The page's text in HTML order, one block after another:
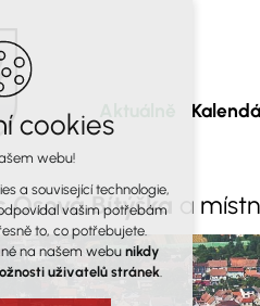
Osová Bítýška a
cookies
webu!
a související technologie,
vašim potřebám
to, co potřebujete.
na našem webu nikdy
uživatelů stránek.